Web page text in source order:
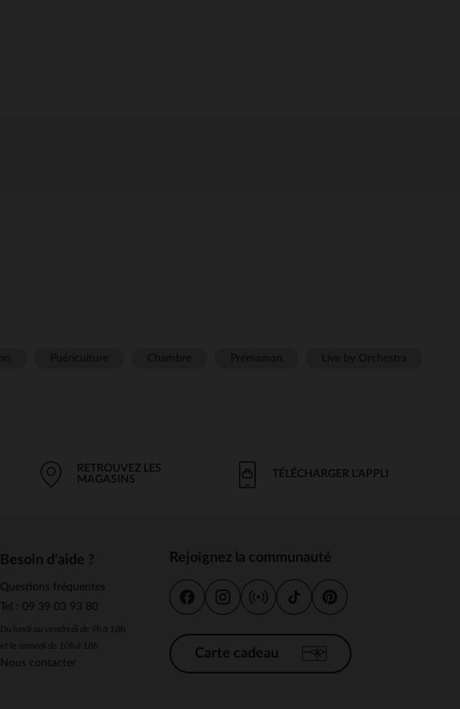
RETROUVEZ LES
MAGASINS
TÉLÉCHARGER L'APPLI
Besoin d'aide ?
Questions fréquentes
Tel : 09 39 03 93 80
Du lundi au vendredi de 9h à 18h
et le samedi de 10h à 18h
Nous contacter
Rejoignez la communauté
Carte cadeau